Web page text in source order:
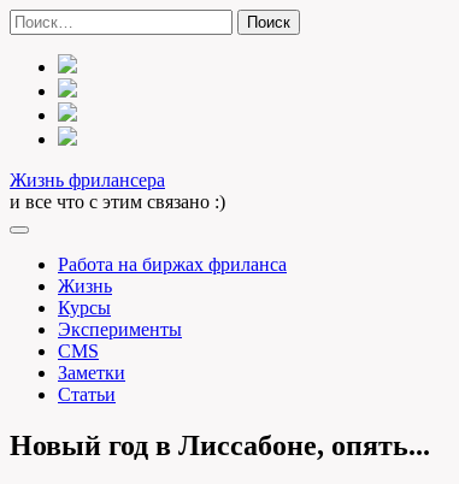
Skip
to
content
Найти:
Жизнь фрилансера
и все что с этим связано :)
Работа на биржах фриланса
Жизнь
Курсы
Эксперименты
CMS
Заметки
Статьи
Новый год в Лиссабоне, опять...